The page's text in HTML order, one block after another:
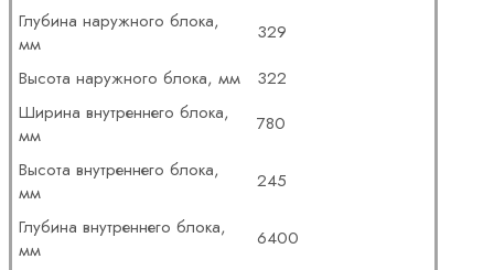
Глубина наружного блока,
мм
329
Высота наружного блока, мм
322
Ширина внутреннего блока,
мм
780
Высота внутреннего блока,
мм
245
Глубина внутреннего блока,
мм
6400